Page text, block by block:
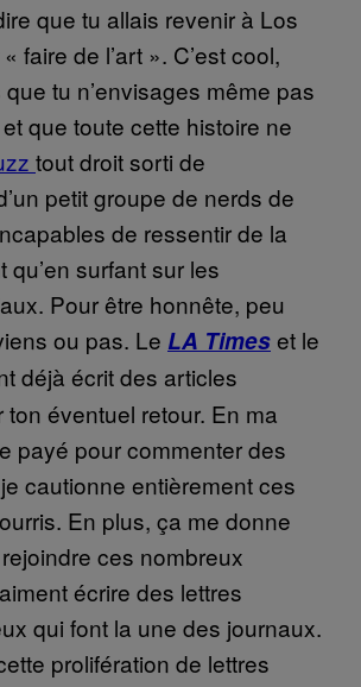
que tu allais revenir à Los
faire de l’art ». C’est cool,
tu n’envisages même pas
que toute cette histoire ne
tout droit sorti de
petit groupe de nerds de
de ressentir de la
qu’en surfant sur les
Pour être honnête, peu
ou pas. Le LA Timeset le
déjà écrit des articles
éventuel retour. En ma
payé pour commenter des
cautionne entièrement ces
En plus, ça me donne
ces nombreux
écrire des lettres
qui font la une des journaux.
prolifération de lettres